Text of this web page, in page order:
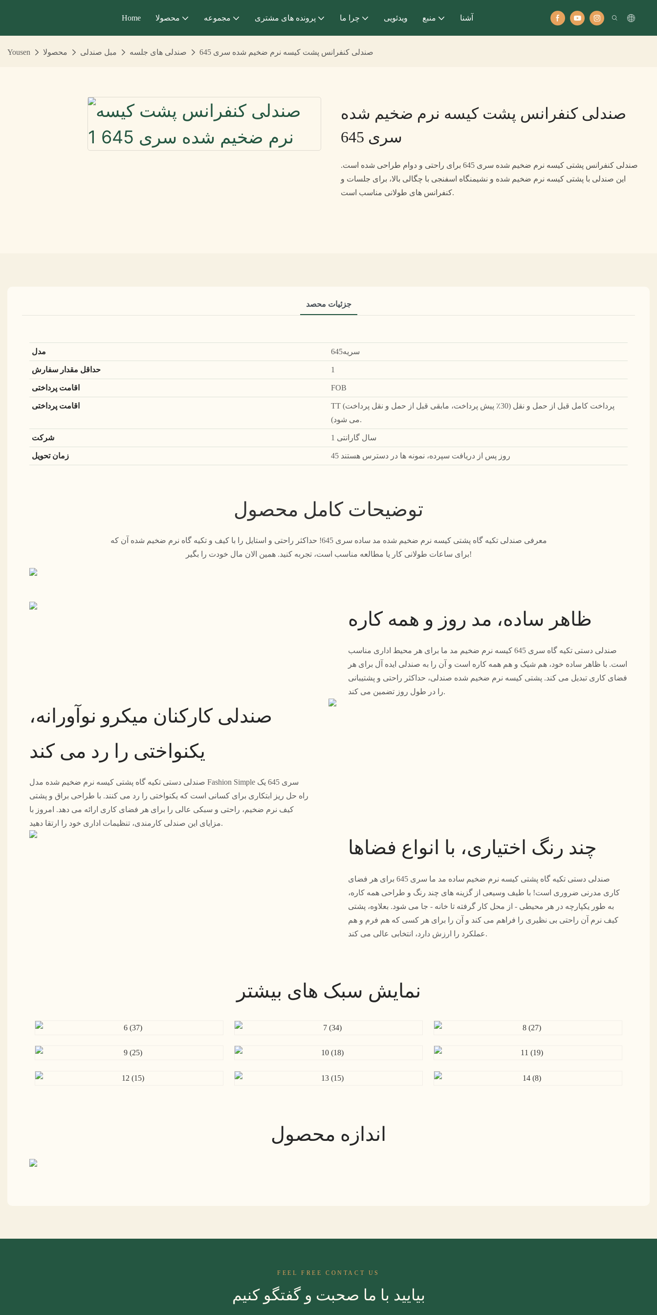
Home محصولا مجموعه پرونده های مشتری چرا ما ویدئویی منبع آشنا
Yousen محصولا مبل صندلی صندلی های جلسه صندلی کنفرانس پشت کیسه نرم ضخیم شده سری 645
صندلی کنفرانس پشت کیسه نرم ضخیم شده
سری 645
صندلی کنفرانس پشتی کیسه نرم ضخیم شده سری 645 برای راحتی و دوام طراحی شده است.
این صندلی با پشتی کیسه نرم ضخیم شده و نشیمنگاه اسفنجی با چگالی بالا، برای جلسات و
کنفرانس های طولانی مناسب است.
جزئیات محصد
سریه645
حداقل مقدار سفارش
1
اقامت پرداختی
FOB
اقامت پرداختی
TT (پرداخت کامل قبل از حمل و نقل (30٪ پیش پرداخت، مابقی قبل از حمل و نقل پرداخت
می شود).
شرکت
1 سال گارانتی
زمان تحویل
45 روز پس از دریافت سپرده، نمونه ها در دسترس هستند
توضیحات کامل محصول
معرفی صندلی تکیه گاه پشتی کیسه نرم ضخیم شده مد ساده سری 645! حداکثر راحتی و استایل را با کیف و تکیه گاه نرم ضخیم شده آن که
برای ساعات طولانی کار یا مطالعه مناسب است، تجربه کنید. همین الان مال خودت را بگیر!
ظاهر ساده، مد روز و همه کاره
صندلی دستی تکیه گاه سری 645 کیسه نرم ضخیم مد ما برای هر محیط اداری مناسب
است. با ظاهر ساده خود، هم شیک و هم همه کاره است و آن را به صندلی ایده آل برای هر
فضای کاری تبدیل می کند. پشتی کیسه نرم ضخیم شده صندلی، حداکثر راحتی و پشتیبانی
را در طول روز تضمین می کند.
صندلی کارکنان میکرو نوآورانه،
یکنواختی را رد می کند
صندلی دستی تکیه گاه پشتی کیسه نرم ضخیم شده مدل Fashion Simple سری 645 یک
راه حل ریز ابتکاری برای کسانی است که یکنواختی را رد می کنند. با طراحی براق و پشتی
کیف نرم ضخیم، راحتی و سبکی عالی را برای هر فضای کاری ارائه می دهد. امروز با
مزایای این صندلی کارمندی، تنظیمات اداری خود را ارتقا دهید.
چند رنگ اختیاری، با انواع فضاها
صندلی دستی تکیه گاه پشتی کیسه نرم ضخیم ساده مد ما سری 645 برای هر فضای
کاری مدرنی ضروری است! با طیف وسیعی از گزینه های چند رنگ و طراحی همه کاره،
به طور یکپارچه در هر محیطی - از محل کار گرفته تا خانه - جا می شود. بعلاوه، پشتی
کیف نرم آن راحتی بی نظیری را فراهم می کند و آن را برای هر کسی که هم فرم و هم
عملکرد را ارزش دارد، انتخابی عالی می کند.
نمایش سبک های بیشتر
اندازه محصول
FEEL FREE CONTACT US
بیایید با ما صحبت و گفتگو کنیم